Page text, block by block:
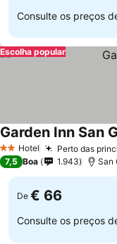
Consulte os preços
Escolha popular
2 Estrelas
Hotel Perto das
Garden Inn San
7,5 Boa 1.943 San
De € 66
Consulte os preços